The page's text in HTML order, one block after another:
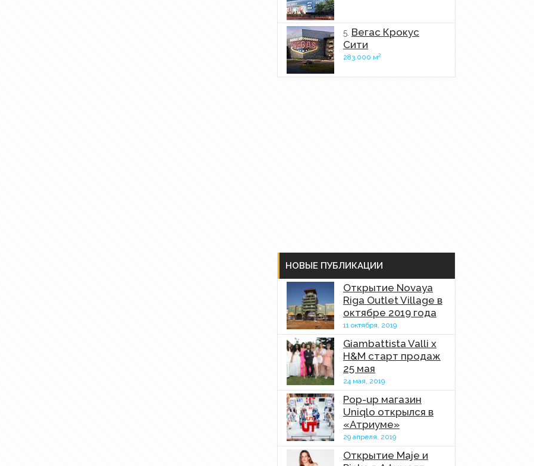
5. Вегас Крокус
Сити
283.000 м2
НОВЫЕ ПУБЛИКАЦИИ
Открытие Novaya
Riga Outlet Village в
октябре 2019 года
11 октября, 2019
Giambattista Valli x
H&M старт продаж
25 мая
24 мая, 2019
Pop-up магазин
Uniqlo открылся в
«Атриуме»
29 апреля, 2019
Открытие Maje и